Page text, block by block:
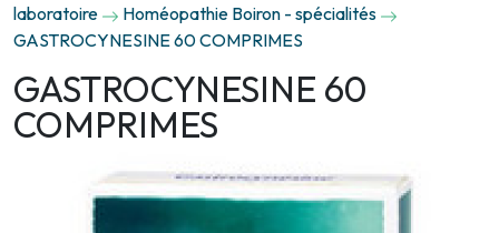
laboratoire
Homéopathie Boiron - spécialités
GASTROCYNESINE 60 COMPRIMES
GASTROCYNESINE 60
COMPRIMES